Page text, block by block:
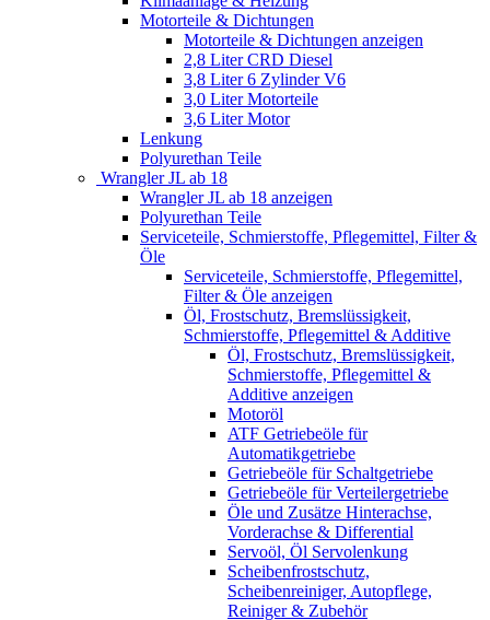
Motorteile & Dichtungen
Motorteile & Dichtungen anzeigen
2,8 Liter CRD Diesel
3,8 Liter 6 Zylinder V6
3,0 Liter Motorteile
3,6 Liter Motor
Lenkung
Polyurethan Teile
Wrangler JL ab 18
Wrangler JL ab 18 anzeigen
Polyurethan Teile
Serviceteile, Schmierstoffe, Pflegemittel, Filter &
Öle
Serviceteile, Schmierstoffe, Pflegemittel,
Filter & Öle anzeigen
Öl, Frostschutz, Bremslüssigkeit,
Schmierstoffe, Pflegemittel & Additive
Öl, Frostschutz, Bremslüssigkeit,
Schmierstoffe, Pflegemittel &
Additive anzeigen
Motoröl
ATF Getriebeöle für
Automatikgetriebe
Getriebeöle für Schaltgetriebe
Getriebeöle für Verteilergetriebe
Öle und Zusätze Hinterachse,
Vorderachse & Differential
Servoöl, Öl Servolenkung
Scheibenfrostschutz,
Scheibenreiniger, Autopflege,
Reiniger & Zubehör